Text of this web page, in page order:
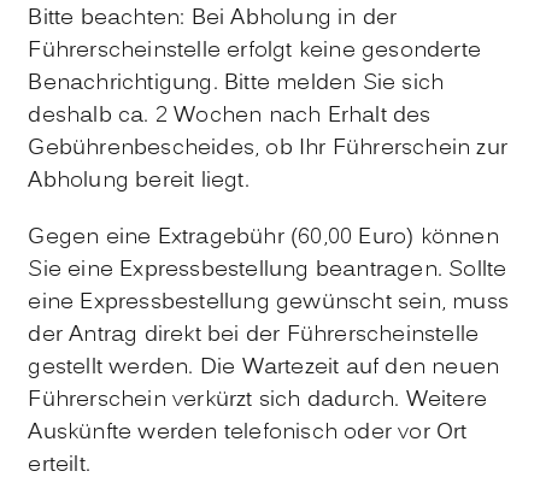
Bitte beachten: Bei Abholung in der
Führerscheinstelle erfolgt keine gesonderte
Benachrichtigung. Bitte melden Sie sich
deshalb ca. 2 Wochen nach Erhalt des
Gebührenbescheides, ob Ihr Führerschein zur
Abholung bereit liegt.
Gegen eine Extragebühr (60,00 Euro) können
Sie eine Expressbestellung beantragen. Sollte
eine Expressbestellung gewünscht sein, muss
der Antrag direkt bei der Führerscheinstelle
gestellt werden. Die Wartezeit auf den neuen
Führerschein verkürzt sich dadurch. Weitere
Auskünfte werden telefonisch oder vor Ort
erteilt.